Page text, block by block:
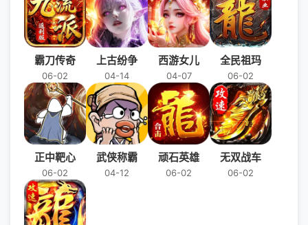
霸刀传奇
06-02
上古纷争
04-14
西游女儿
04-07
全民祖玛
06-02
正中靶心
06-02
武侠称霸
04-12
顽石英雄
06-02
无双战车
06-02